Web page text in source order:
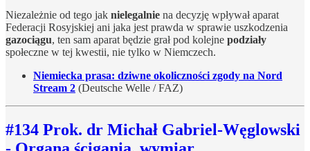
Niezależnie od tego jak nielegalnie na decyzję wpływał aparat
Federacji Rosyjskiej ani jaka jest prawda w sprawie uszkodzenia
gazociągu, ten sam aparat będzie grał pod kolejne podziały
społeczne w tej kwestii, nie tylko w Niemczech.
Niemiecka prasa: dziwne okoliczności zgody na Nord
Stream 2 (Deutsche Welle / FAZ)
#134 Prok. dr Michał Gabriel-Węglowski